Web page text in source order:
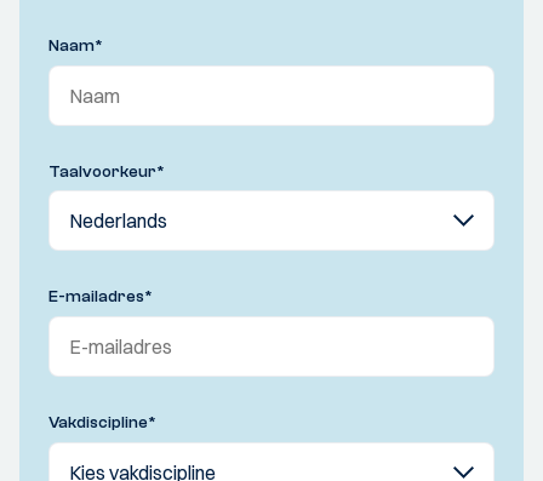
Naam*
Taalvoorkeur*
E-mailadres*
Vakdiscipline*